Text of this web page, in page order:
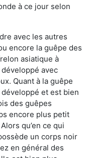
à ce jour selon
avec les autres
encore la guêpe des
asiatique à
avec
Quant à la guêpe
et est bien
des guêpes
encore plus petit
qu’en ce qui
un corps noir
en général des